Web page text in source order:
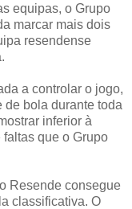
equipas, o Grupo
marcar mais dois
resendense
a controlar o jogo,
de bola durante toda
inferior à
que o Grupo
Resende consegue
classificativa. O